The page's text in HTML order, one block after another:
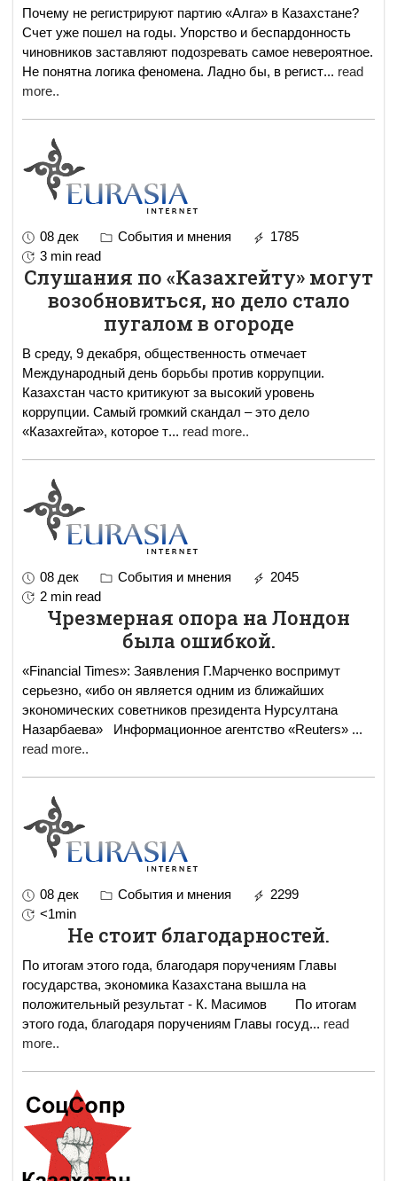
Почему не регистрируют партию «Алга» в Казахстане?
Счет уже пошел на годы. Упорство и беспардонность
чиновников заставляют подозревать самое невероятное.
Не понятна логика феномена. Ладно бы, в регист... read
more..
08 дек События и мнения
1785
3 min read
Слушания по «Казахгейту» могут
возобновиться, но дело стало
пугалом в огороде
В среду, 9 декабря, общественность отмечает
Международный день борьбы против коррупции.
Казахстан часто критикуют за высокий уровень
коррупции. Самый громкий скандал – это дело
«Казахгейта», которое т... read more..
08 дек События и мнения
2045
2 min read
Чрезмерная опора на Лондон
была ошибкой.
«Financial Times»: Заявления Г.Марченко воспримут
серьезно, «ибо он является одним из ближайших
экономических советников президента Нурсултана
Назарбаева» Информационное агентство «Reuters» ...
read more..
08 дек События и мнения
2299
<1min
Не стоит благодарностей.
По итогам этого года, благодаря поручениям Главы
государства, экономика Казахстана вышла на
положительный результат - К. Масимов По итогам
этого года, благодаря поручениям Главы госуд... read
more..